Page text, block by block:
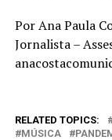
Por Ana Paula
Jornalista –
RELATED TOPICS:
MÚSICA